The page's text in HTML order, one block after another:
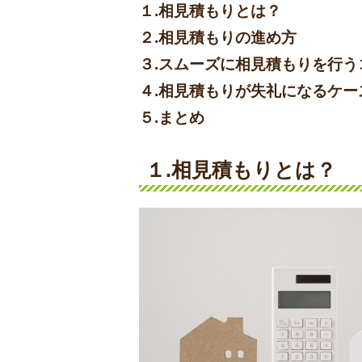
１.相見積もりとは？
２.相見積もりの進め方
３.スムーズに相見積もりを行う
４.相見積もりが失礼になるケー
５.まとめ
１.相見積もりとは？